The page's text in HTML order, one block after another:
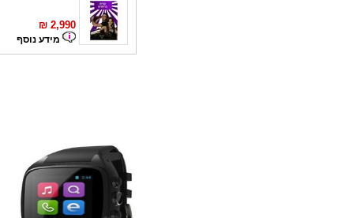
מידע נוסף
לחברות
150
₪
מידע נוסף